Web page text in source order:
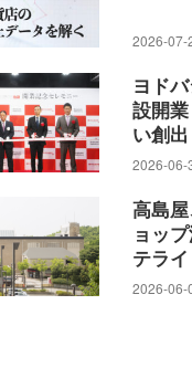
2026-07-
ヨド
設開
い創出
2026-06-
高島
ョッ
テラ
2026-06-